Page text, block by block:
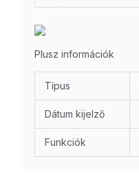
Plusz információk
Típus
Dátum kijelző
Funkciók